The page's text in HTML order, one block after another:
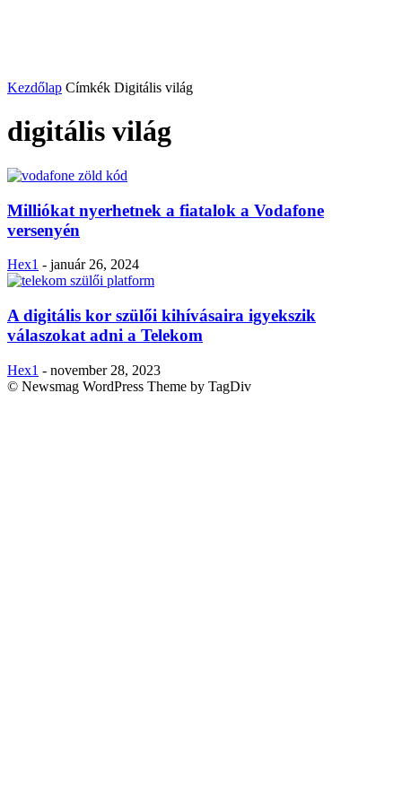
Kezdőlap Címkék Digitális világ
digitális világ
Milliókat nyerhetnek a fiatalok a Vodafone
versenyén
Hex1 - január 26, 2024
A digitális kor szülői kihívásaira igyekszik
válaszokat adni a Telekom
Hex1 - november 28, 2023
© Newsmag WordPress Theme by TagDiv